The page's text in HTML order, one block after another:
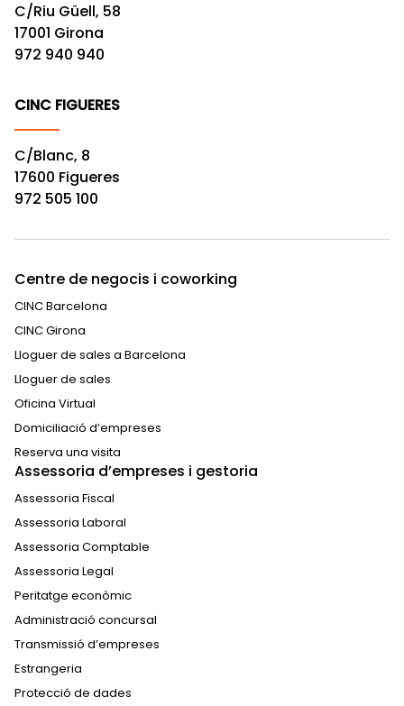
C/Riu Güell, 58
17001 Girona
972 940 940
CINC FIGUERES
C/Blanc, 8
17600 Figueres
972 505 100
Centre de negocis i coworking
CINC Barcelona
CINC Girona
Lloguer de sales a Barcelona
Lloguer de sales
Oficina Virtual
Domiciliació d’empreses
Reserva una visita
Assessoria d’empreses i gestoria
Assessoria Fiscal
Assessoria Laboral
Assessoria Comptable
Assessoria Legal
Peritatge econòmic
Administració concursal
Transmissió d’empreses
Estrangeria
Protecció de dades